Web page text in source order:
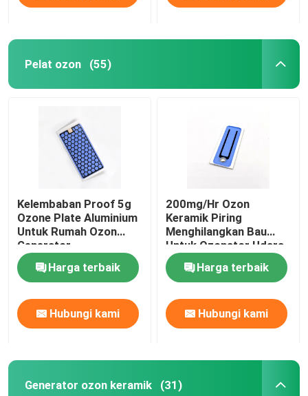
Pelat ozon (55)
Kelembaban Proof 5g
Ozone Plate Aluminium
Untuk Rumah Ozon
Generator
Harga terbaik
Hubungi kami
200mg/Hr Ozon
Keramik Piring
Menghilangkan Bau
Untuk Ozonator Udara
Harga terbaik
Hubungi kami
Generator ozon keramik (31)